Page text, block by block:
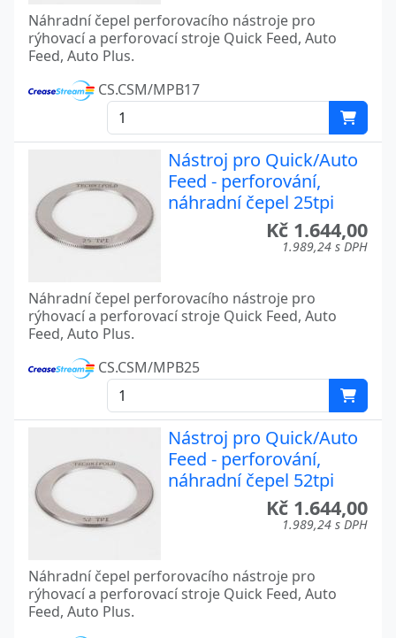
Náhradní čepel perforovacího nástroje pro
rýhovací a perforovací stroje Quick Feed, Auto
Feed, Auto Plus.
CS.CSM/MPB17
Nástroj pro Quick/Auto
Feed - perforování,
náhradní čepel 25tpi
Kč 1.644,00
1.989,24 s DPH
Náhradní čepel perforovacího nástroje pro
rýhovací a perforovací stroje Quick Feed, Auto
Feed, Auto Plus.
CS.CSM/MPB25
Nástroj pro Quick/Auto
Feed - perforování,
náhradní čepel 52tpi
Kč 1.644,00
1.989,24 s DPH
Náhradní čepel perforovacího nástroje pro
rýhovací a perforovací stroje Quick Feed, Auto
Feed, Auto Plus.